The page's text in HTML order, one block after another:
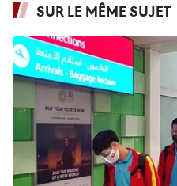
SUR LE MÊME SUJET